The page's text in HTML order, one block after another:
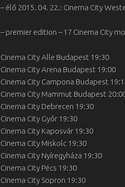
– élő 2015. 04. 22.: Cinema City
– premier edition – 17 Cinema City
Cinema City Alle Budapest 19:30
Cinema City Arena Budapest 19:00
Cinema City Campona Budapest
Cinema City Mammut Budapest
Cinema City Debrecen 19:30
Cinema City Győr 19:30
Cinema City Kaposvár 19:30
Cinema City Miskolc 19:30
Cinema City Nyíregyháza 19:30
Cinema City Pécs 19:30
Cinema City Sopron 19:30